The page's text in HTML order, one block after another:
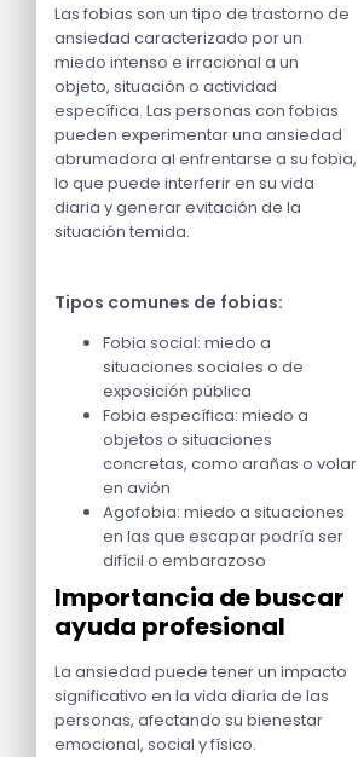
Las fobias son un tipo de trastorno de
ansiedad caracterizado por un
miedo intenso e irracional a un
objeto, situación o actividad
específica. Las personas con fobias
pueden experimentar una ansiedad
abrumadora al enfrentarse a su fobia,
lo que puede interferir en su vida
diaria y generar evitación de la
situación temida.
Tipos comunes de fobias:
Fobia social: miedo a
situaciones sociales o de
exposición pública
Fobia específica: miedo a
objetos o situaciones
concretas, como arañas o volar
en avión
Agofobia: miedo a situaciones
en las que escapar podría ser
difícil o embarazoso
Importancia de buscar
ayuda profesional
La ansiedad puede tener un impacto
significativo en la vida diaria de las
personas, afectando su bienestar
emocional, social y físico.